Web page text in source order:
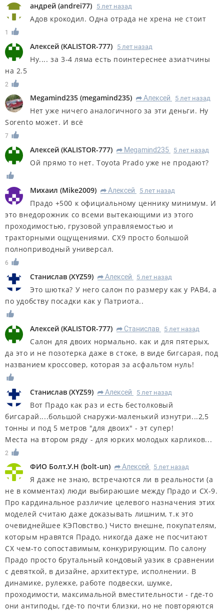
андрей (andrei77) 5 лет назад
Адов крокодил. Одна отрада не хрена не стоит
1
Алексей (KALISTOR-777) 5 лет назад
Ну.... за 3-4 ляма есть поинтереснее азиатчины
на 2.5
2
Megamind235 (megamind235) R Алексей 5 лет назад
Нет уже ничего аналогичного за эти деньги. Ну
Sorento может. И всё
7
Алексей (KALISTOR-777) R Megamind235 5 лет назад
Ой прямо то нет. Toyota Prado уже не продают?
Михаил (Mike2009) R Алексей 5 лет назад
Прадо +500 к официальному ценнику минимум. И
это внедорожник со всеми вытекающими из этого
проходимостью, грузовой управляемостью и
тракторными ощущениями. СХ9 просто большой
полноприводный универсал.
6
Станислав (XYZ59) R Алексей 5 лет назад
Это шютка? У него салон по размеру как у РАВ4, а
по удобству посадки как у Патриота..
Алексей (KALISTOR-777) R Станислав 5 лет назад
Салон для двоих нормально. как и для пятерых,
да это и не позотерка даже в стоке, в виде бигсарая, под
названием кроссовер, которая за асфальтом нуль!
Станислав (XYZ59) R Алексей 5 лет назад
Вот Прадо как раз и есть бестолковый
бигсарай....большой снаружи-маленький изнутри...2,5
тонны и под 5 метров "для двоих" - эт супер!
Места на втором ряду - для юрких молодых карликов...
2
ФИО Болт.У.Н (bolt-un) R Алексей 5 лет назад
Я даже не знаю, встречаются ли в реальности (а
не в комментах) люди выбираюшие между Прадо и СХ-9.
Про кардинальное различие целевого назначения этих
моделей считаю даже доказывать лишним, т.к это
очевиднейшее КЭПовство.) Чисто внешне, покупателям,
которым нравятся Прадо, никогда даже не посчитают
СХ чем-то сопоставимым, конкурирующим. По салону
Прадо просто брутальный кондовый уазик в сравнении
с девяткой, в дизайне, архитектуре, исполнении. В
динамике, рулежке, работе подвески, шумке,
проходимости, максимальной вместительности - где-то
они антиподы, где-то почти близки, но не повторяются